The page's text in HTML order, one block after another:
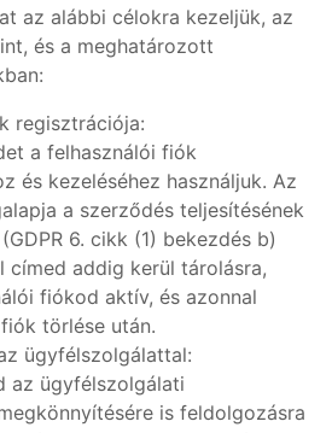
az alábbi célokra kezeljük, az
és a meghatározott
regisztrációja:
a felhasználói fiók
és kezeléséhez használjuk. Az
a szerződés teljesítésének
6. cikk (1) bekezdés b)
címed addig kerül tárolásra,
fiókod aktív, és azonnal
törlése után.
ügyfélszolgálattal:
az ügyfélszolgálati
is feldolgozásra